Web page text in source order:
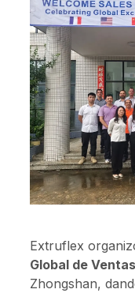
Extruflex
Global de Ventas
Zhongshan,